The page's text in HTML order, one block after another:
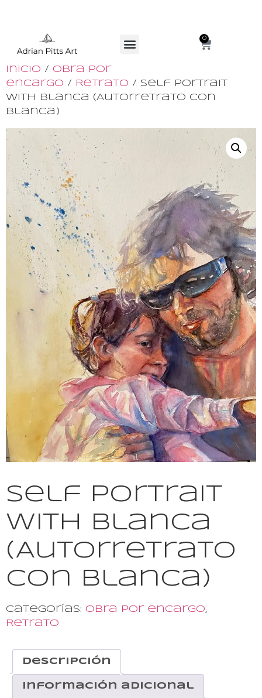
0
Inicio / Obra por
encargo / Retrato / Self Portrait
with Blanca (Autorretrato con
Blanca)
Self Portrait
with Blanca
(Autorretrato
con Blanca)
Categorías: Obra por encargo,
Retrato
Descripción
Información adicional